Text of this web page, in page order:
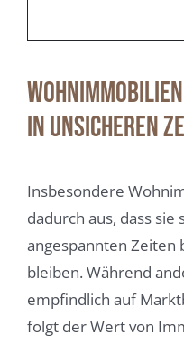
in unsicheren
Insbesondere
dadurch aus, dass
angespannten
bleiben. Während
empfindlich auf
folgt der Wert von